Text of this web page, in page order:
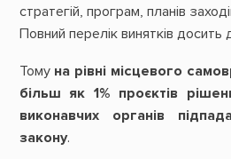
стратегій, програм, планів
Повний перелік винятків досить
Тому на рівні місцевого
більш як 1% проєктів
виконавчих органів
закону.